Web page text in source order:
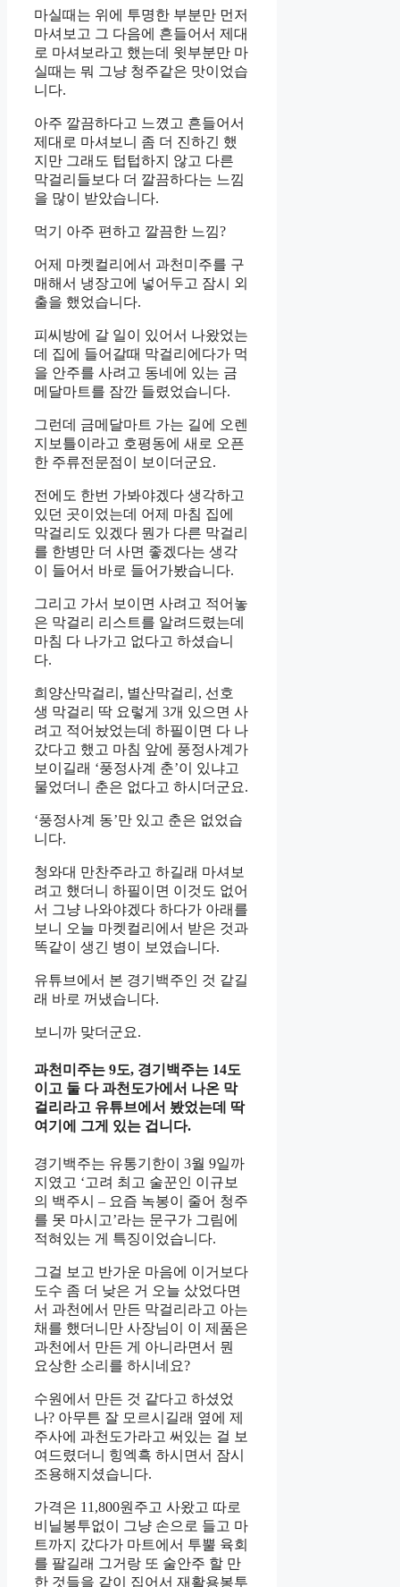
마실때는 위에 투명한 부분만 먼저
마셔보고 그 다음에 흔들어서 제대
로 마셔보라고 했는데 윗부분만 마
실때는 뭐 그냥 청주같은 맛이었습
니다.
아주 깔끔하다고 느꼈고 흔들어서
제대로 마셔보니 좀 더 진하긴 했
지만 그래도 텁텁하지 않고 다른
막걸리들보다 더 깔끔하다는 느낌
을 많이 받았습니다.
먹기 아주 편하고 깔끔한 느낌?
어제 마켓컬리에서 과천미주를 구
매해서 냉장고에 넣어두고 잠시 외
출을 했었습니다.
피씨방에 갈 일이 있어서 나왔었는
데 집에 들어갈때 막걸리에다가 먹
을 안주를 사려고 동네에 있는 금
메달마트를 잠깐 들렸었습니다.
그런데 금메달마트 가는 길에 오렌
지보틀이라고 호평동에 새로 오픈
한 주류전문점이 보이더군요.
전에도 한번 가봐야겠다 생각하고
있던 곳이었는데 어제 마침 집에
막걸리도 있겠다 뭔가 다른 막걸리
를 한병만 더 사면 좋겠다는 생각
이 들어서 바로 들어가봤습니다.
그리고 가서 보이면 사려고 적어놓
은 막걸리 리스트를 알려드렸는데
마침 다 나가고 없다고 하셨습니
다.
희양산막걸리, 별산막걸리, 선호
생 막걸리 딱 요렇게 3개 있으면 사
려고 적어놨었는데 하필이면 다 나
갔다고 했고 마침 앞에 풍정사계가
보이길래 ‘풍정사계 춘’이 있냐고
물었더니 춘은 없다고 하시더군요.
‘풍정사계 동’만 있고 춘은 없었습
니다.
청와대 만찬주라고 하길래 마셔보
려고 했더니 하필이면 이것도 없어
서 그냥 나와야겠다 하다가 아래를
보니 오늘 마켓컬리에서 받은 것과
똑같이 생긴 병이 보였습니다.
유튜브에서 본 경기백주인 것 같길
래 바로 꺼냈습니다.
보니까 맞더군요.
과천미주는 9도, 경기백주는 14도
이고 둘 다 과천도가에서 나온 막
걸리라고 유튜브에서 봤었는데 딱
여기에 그게 있는 겁니다.
경기백주는 유통기한이 3월 9일까
지였고 ‘고려 최고 술꾼인 이규보
의 백주시 – 요즘 녹봉이 줄어 청주
를 못 마시고’라는 문구가 그림에
적혀있는 게 특징이었습니다.
그걸 보고 반가운 마음에 이거보다
도수 좀 더 낮은 거 오늘 샀었다면
서 과천에서 만든 막걸리라고 아는
채를 했더니만 사장님이 이 제품은
과천에서 만든 게 아니라면서 뭔
요상한 소리를 하시네요?
수원에서 만든 것 같다고 하셨었
나? 아무튼 잘 모르시길래 옆에 제
주사에 과천도가라고 써있는 걸 보
여드렸더니 힝엑흑 하시면서 잠시
조용해지셨습니다.
가격은 11,800원주고 사왔고 따로
비닐봉투없이 그냥 손으로 들고 마
트까지 갔다가 마트에서 투뿔 육회
를 팔길래 그거랑 또 술안주 할 만
한 것들을 같이 집어서 재활용봉투